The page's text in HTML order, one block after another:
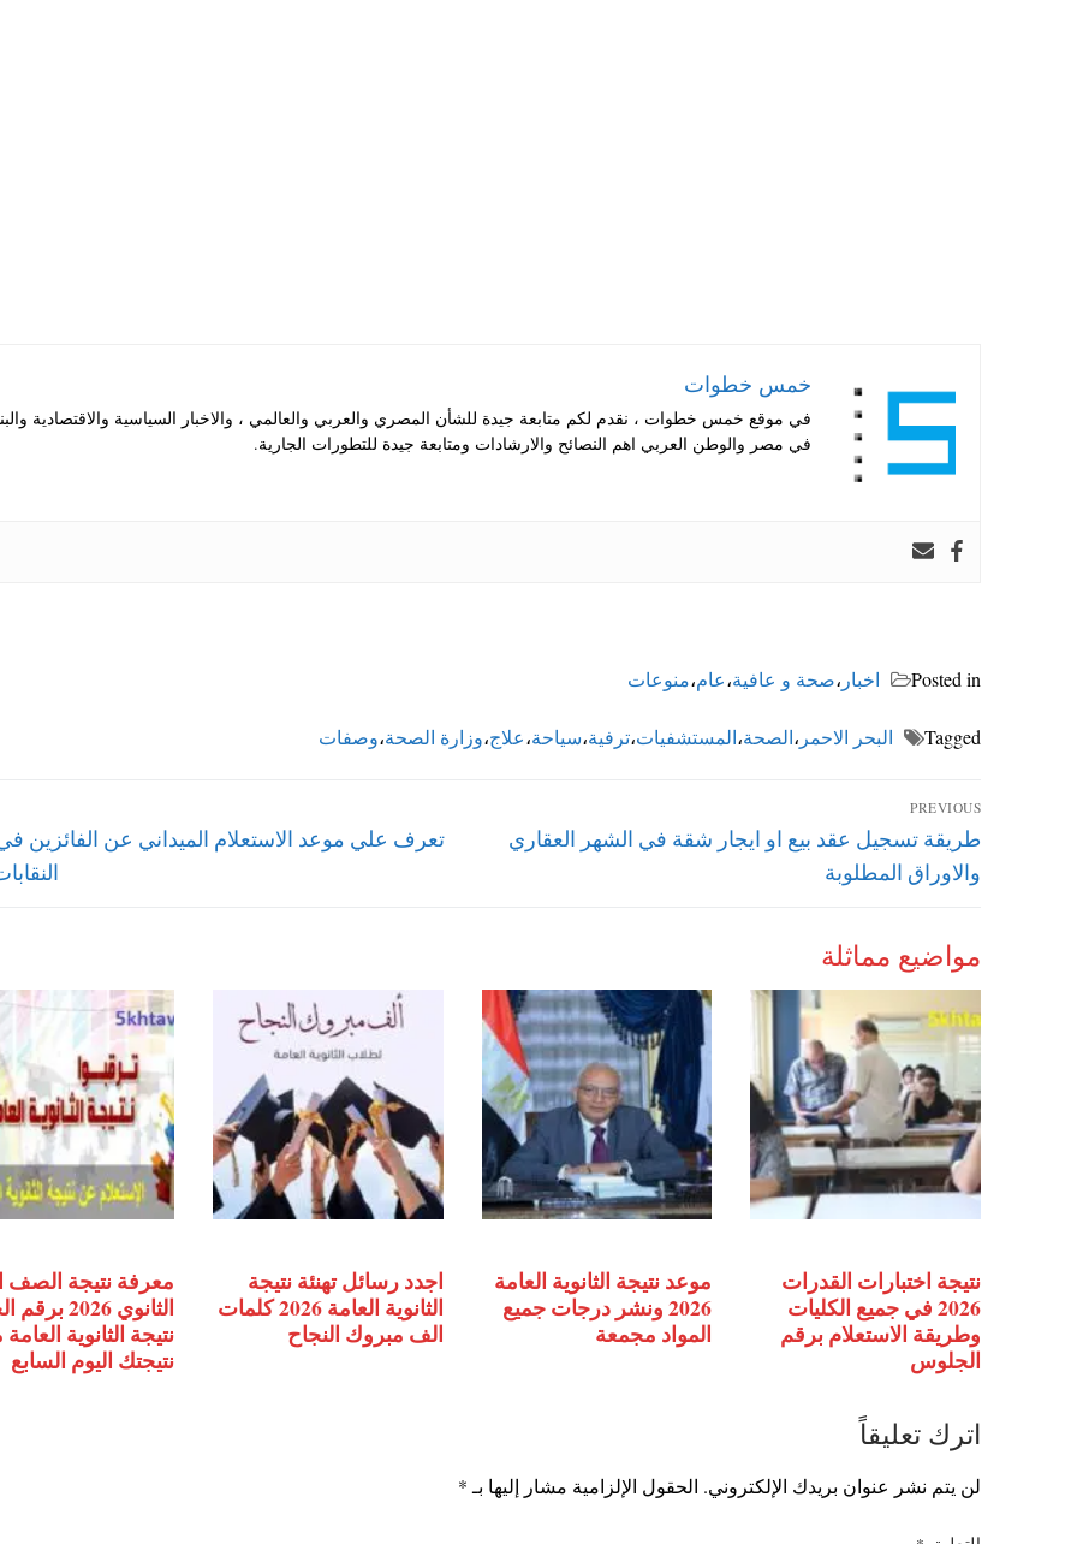
خمس خطوات
في موقع خمس خطوات ، نقدم لكم متابعة جيدة للشأن المصري والعربي والعالمي ، والاخبار السياسية والاقتصادية
في مصر والوطن العربي اهم النصائح والارشادات ومتابعة جيدة للتطورات الجارية.
Posted in اخبار ،صحة و عافية،عام،منوعات
Tagged البحر الاحمر ،الصحة،المستشفيات،ترفية،سياحة،علاج،وزارة الصحة،وصفات
تصفّح
المقالات
PREVIOUS
Previous
post:
طريقة تسجيل عقد بيع او ايجار شقة في الشهر العقاري
والاوراق المطلوبة
Next
تعرف علي موعد الاستعلام الميداني عن الفائزين
النقابات
مواضيع مماثلة
نتيجة اختبارات القدرات
2026 في جميع الكليات
وطريقة الاستعلام برقم
الجلوس
موعد نتيجة الثانوية العامة
2026 ونشر درجات جميع
المواد مجمعة
اجدد رسائل تهنئة نتيجة
الثانوية العامة 2026 كلمات
الف مبروك النجاح
معرفة نتيجة الصف
الثانوي
نتيجة الثانوية
نتيجتك اليوم السابع
اترك تعليقاً
لن يتم نشر عنوان بريدك الإلكتروني. الحقول الإلزامية مشار إليها بـ *